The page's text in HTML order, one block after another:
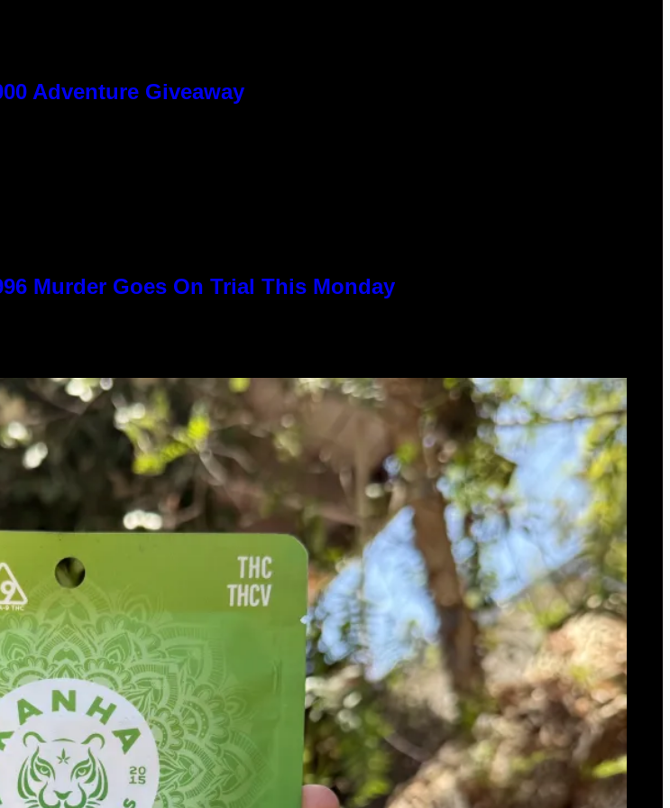
Adventure Giveaway
Murder Goes On Trial This Monday